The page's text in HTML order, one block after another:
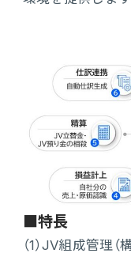
■特長
（1）JV組成管理